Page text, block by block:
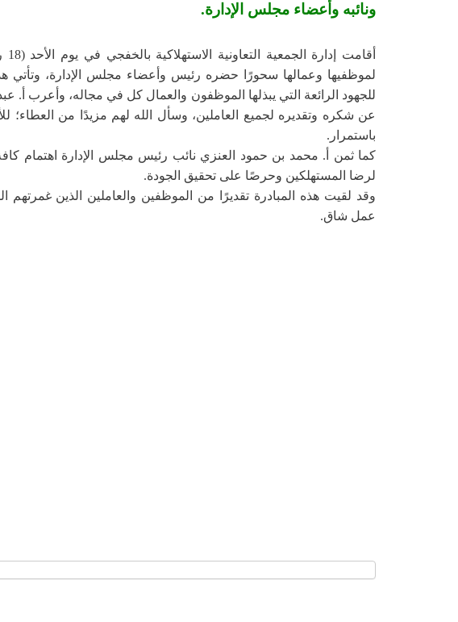
ونائبه وأعضاء مجلس الإدارة.
لموظفيها وعمالها سحورًا حضره رئيس وأعضاء مجلس الإدارة، وتأتي هذه
للجهود الرائعة التي يبذلها الموظفون والعمال كل في مجاله، وأعرب
عن شكره وتقديره لجميع العاملين، وسأل الله لهم مزيدًا من العطاء؛
باستمرار.
كما ثمن أ. محمد بن حمود العنزي نائب رئيس مجلس الإدارة اهتمام
لرضا المستهلكين وحرصًا على تحقيق الجودة.
وقد لقيت هذه المبادرة تقديرًا من الموظفين والعاملين الذين غمرتهم
عمل شاق.